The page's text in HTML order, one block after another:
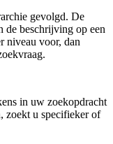
gevolgd. De
de beschrijving op een
niveau voor, dan
in uw zoekopdracht
zoekt u specifieker of